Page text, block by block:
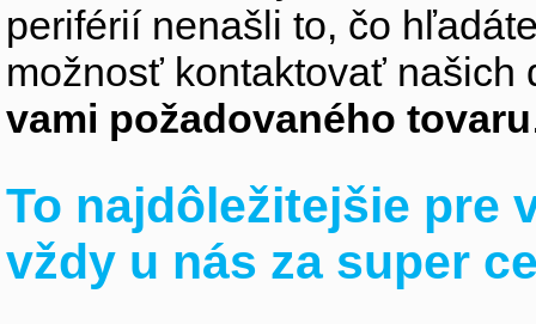
periférií nenašli to, čo
možnosť kontaktovať
vami požadovaného tovaru
To najdôležitejšie pre
vždy u nás za super